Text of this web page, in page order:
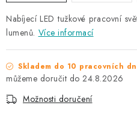
Nabíjecí LED tužkové pracovní
lumenů. Více informací
Skladem do 10 pracovních
24.8.2026
Možnosti doručení